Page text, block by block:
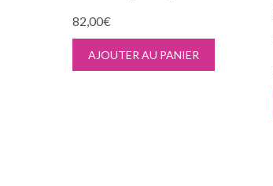
82,00€
AJOUTER AU PANIER